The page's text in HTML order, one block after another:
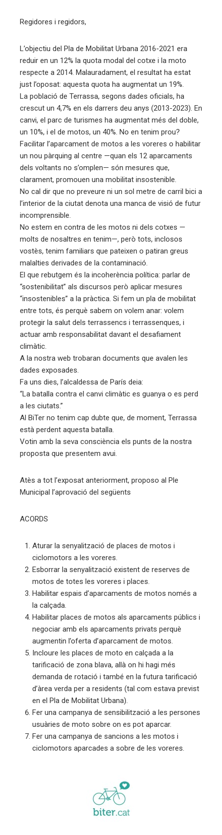
Regidores i regidors,
L’objectiu del Pla de Mobilitat Urbana 2016-2021 era
reduir en un 12% la quota modal del cotxe i la moto
respecte a 2014. Malauradament, el resultat ha estat
just l’oposat: aquesta quota ha augmentat un 19%.
La població de Terrassa, segons dades oficials, ha
crescut un 4,7% en els darrers deu anys (2013-2023). En
canvi, el parc de turismes ha augmentat més del doble,
un 10%, i el de motos, un 40%. No en tenim prou?
Facilitar l’aparcament de motos a les voreres o habilitar
un nou pàrquing al centre —quan els 12 aparcaments
dels voltants no s’omplen— són mesures que,
clarament, promouen una mobilitat insostenible.
No cal dir que no preveure ni un sol metre de carril bici a
l’interior de la ciutat denota una manca de visió de futur
incomprensible.
No estem en contra de les motos ni dels cotxes —
molts de nosaltres en tenim—, però tots, inclosos
vostès, tenim familiars que pateixen o patiran greus
malalties derivades de la contaminació.
El que rebutgem és la incoherència política: parlar de
“sostenibilitat” als discursos però aplicar mesures
“insostenibles” a la pràctica. Si fem un pla de mobilitat
entre tots, és perquè sabem on volem anar: volem
protegir la salut dels terrassencs i terrassenques, i
actuar amb responsabilitat davant el desafiament
climàtic.
A la nostra web trobaran documents que avalen les
dades exposades.
Fa uns dies, l’alcaldessa de París deia:
“La batalla contra el canvi climàtic es guanya o es perd
a les ciutats.”
Al BiTer no tenim cap dubte que, de moment, Terrassa
està perdent aquesta batalla.
Votin amb la seva consciència els punts de la nostra
proposta que presentem avui.
Atès a tot l’exposat anteriorment, proposo al Ple
Municipal l’aprovació del següents
ACORDS
Aturar la senyalització de places de motos i
ciclomotors a les voreres.
Esborrar la senyalització existent de reserves de
motos de totes les voreres i places.
Habilitar espais d’aparcaments de motos només a
la calçada.
Habilitar places de motos als aparcaments públics i
negociar amb els aparcaments privats perquè
augmentin l’oferta d’aparcament de motos.
Incloure les places de moto en calçada a la
tarificació de zona blava, allà on hi hagi més
demanda de rotació i també en la futura tarificació
d’àrea verda per a residents (tal com estava previst
en el Pla de Mobilitat Urbana).
Fer una campanya de sensibilització a les persones
usuàries de moto sobre on es pot aparcar.
Fer una campanya de sancions a les motos i
ciclomotors aparcades a sobre de les voreres.